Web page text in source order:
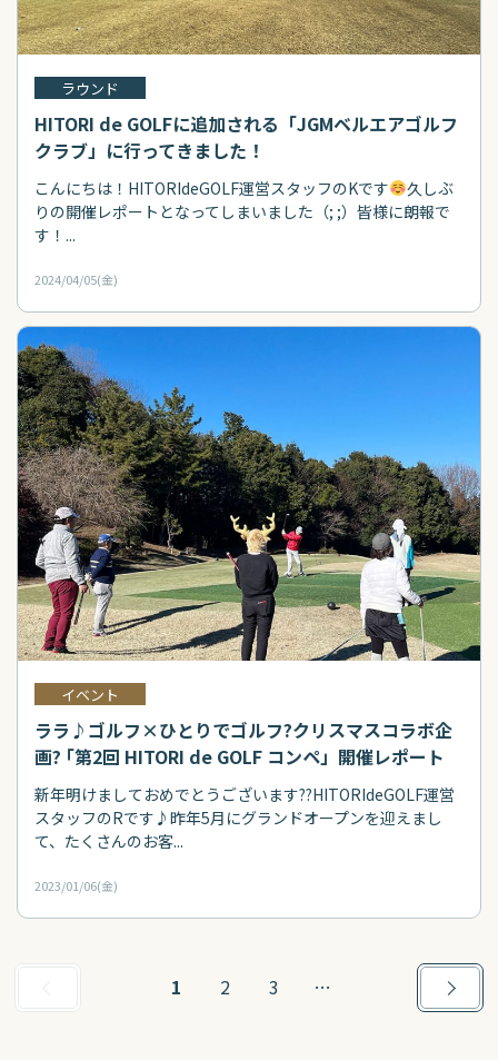
ラウンド
HITORI de GOLFに追加される「JGMベルエアゴルフ
クラブ」に行ってきました！
こんにちは！HITORIdeGOLF運営スタッフのKです
久しぶ
りの開催レポートとなってしまいました（; ;）皆様に朗報で
す！...
2024/04/05(金)
イベント
ララ♪ゴルフ×ひとりでゴルフ?クリスマスコラボ企
画? ｢第2回 HITORI de GOLF コンペ」開催レポート
新年明けましておめでとうございます??HITORIdeGOLF運営
スタッフのRです♪昨年5月にグランドオープンを迎えまし
て、たくさんのお客...
2023/01/06(金)
1 2 3 …